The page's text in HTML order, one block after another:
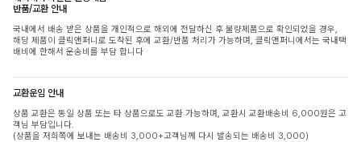
반품/교환 안내
국내에서 배송 받은 상품을 개인적으로 해외에 전달하신 후 불량제품으로 확인되었을 경우,
해당 제품이 클릭앤퍼니로 도착된 후에 교환/반품 처리가 가능하며, 클릭앤퍼니에서는 국내택
배비에 한해서 운송비를 부담 합니다
교환운임 안내
상품 교환은 동일 상품 또는 타 상품으로도 교환 가능하며, 교환시 교환배송비 6,000원은 고
객님 부담입니다.
(상품을 저희쪽에 보내는 배송비 3,000+고객님께 다시 발송되는 배송비 3,000)